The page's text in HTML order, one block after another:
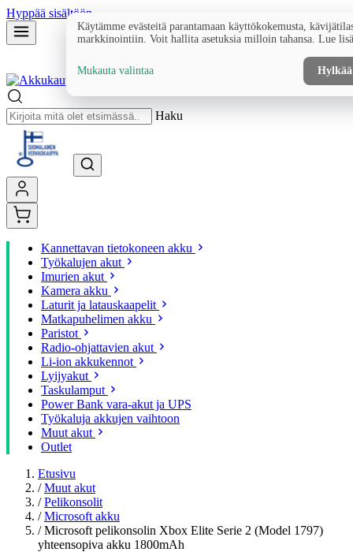
Hyppää sisältöön
Haku
Kannettavan tietokoneen akku
Työkalujen akut
Imurien akut
Kamera akku
Laturit ja latauskaapelit
Matkapuhelimen akku
Paristot
Radio-ohjattavien akut
Li-ion akkukennot
Lyijyakut
Taskulamput
Power Bank vara-akut ja UPS
Työkaluja akkujen vaihtoon
Muut akut
Outlet
Etusivu
/ Muut akut
/ Pelikonsolit
/ Microsoft akku
/ Microsoft pelikonsolin Xbox Elite Serie 2 (Model 1797)
yhteensopiva akku 1800mAh
Käytämme evästeitä parantamaan käyttökokemusta,
markkinointiin. Voit hallita asetuksia milloin tahansa. Lue
Mukauta valintaa Hylkää